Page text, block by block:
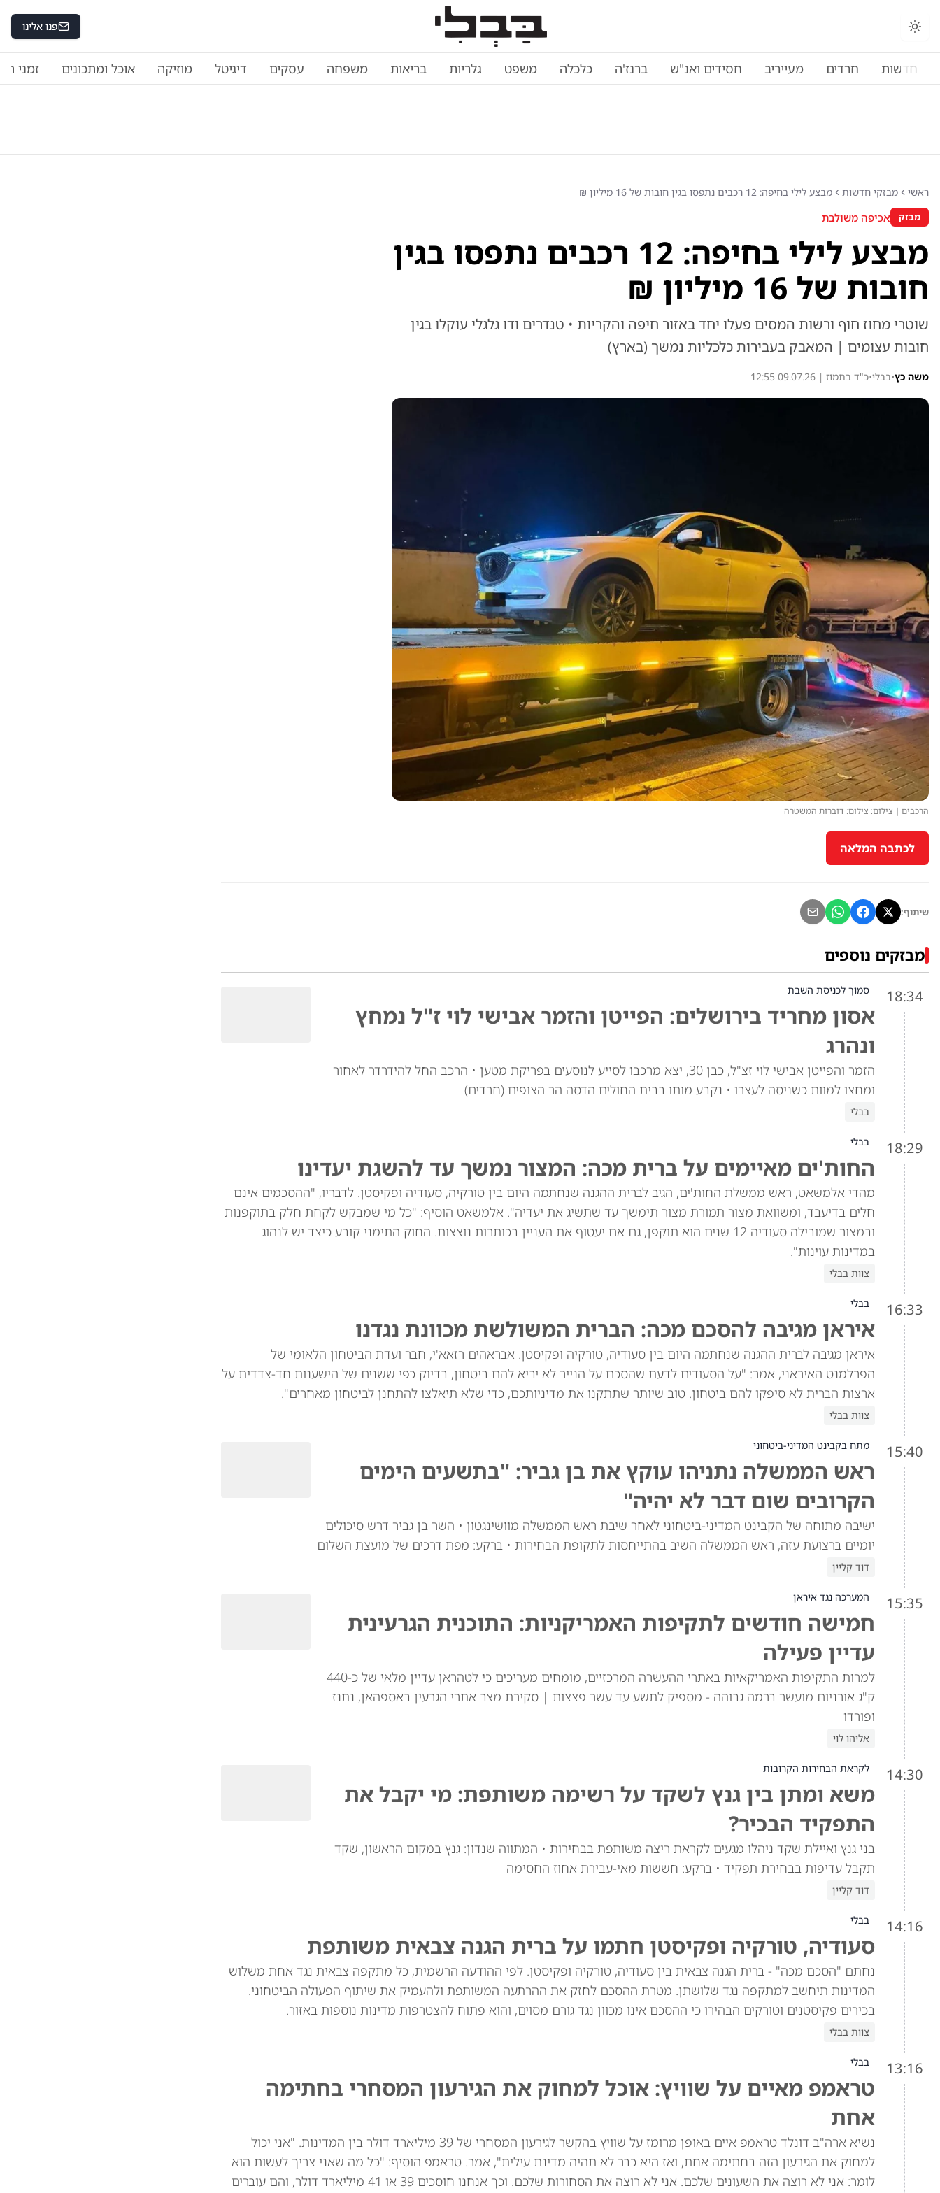
החלפת מצב תצוגה פנו אלינו
חדשות חרדים מעייריב חסידים ואנ"ש ברנז'ה כלכלה משפט גלריות בריאות משפחה עסקים דיגיטל מוזיקה אוכל ומתכונים זמני
ראשי מבזקי חדשות מבצע לילי בחיפה: 12 רכבים נתפסו בגין חובות של 16 מיליון ₪
מבזק אכיפה משולבת
מבצע לילי בחיפה: 12 רכבים נתפסו בגין
חובות של 16 מיליון ₪
שוטרי מחוז חוף ורשות המסים פעלו יחד באזור חיפה והקריות • טנדרים ודו גלגלי עוקלו בגין
חובות עצומים | המאבק בעבירות כלכליות נמשך (בארץ)
משה כץ•בבלי•כ"ד בתמוז | 09.07.26 12:55
הרכבים | צילום: צילום: דוברות המשטרה
לכתבה המלאה
שיתוף:
מבזקים נוספים
18:34 סמוך לכניסת השבת
אסון מחריד בירושלים: הפייטן והזמר אבישי לוי ז"ל נמחץ
ונהרג
הזמר והפייטן אבישי לוי זצ"ל, כבן 30, יצא מרכבו לסייע לנוסעים בפריקת מטען • הרכב החל להידרדר לאחור
ומחצו למוות כשניסה לעצרו • נקבע מותו בבית החולים הדסה הר הצופים (חרדים)
בבלי
18:29 בבלי
החות'ים מאיימים על ברית מכה: המצור נמשך עד להשגת יעדינו
מהדי אלמשאט, ראש ממשלת החות'ים, הגיב לברית ההגנה שנחתמה היום בין טורקיה, סעודיה ופקיסטן. לדבריו, "ההסכמים אינם
חלים בדיעבד, ומשוואת מצור תמורת מצור תימשך עד שתשיג את יעדיה". אלמשאט הוסיף: "כל מי שמבקש לקחת חלק בתוקפנות
ובמצור שמובילה סעודיה 12 שנים הוא תוקפן, גם אם יעטוף את העניין בכותרות נוצצות. החוק התימני קובע כיצד יש לנהוג
במדינות עוינות".
צוות בבלי
16:33 בבלי
איראן מגיבה להסכם מכה: הברית המשולשת מכוונת נגדנו
איראן מגיבה לברית ההגנה שנחתמה היום בין סעודיה, טורקיה ופקיסטן. אבראהים רזאא'י, חבר ועדת הביטחון הלאומי של
הפרלמנט האיראני, אמר: "על הסעודים לדעת שהסכם על הנייר לא יביא להם ביטחון, בדיוק כפי ששנים של הישענות חד-צדדית על
ארצות הברית לא סיפקו להם ביטחון. טוב שיותר שתתקנו את מדיניותכם, כדי שלא תיאלצו להתחנן לביטחון מאחרים".
צוות בבלי
15:40 מתח בקבינט המדיני-ביטחוני
ראש הממשלה נתניהו עוקץ את בן גביר: "בתשעים הימים
הקרובים שום דבר לא יהיה"
ישיבה מתוחה של הקבינט המדיני-ביטחוני לאחר שיבת ראש הממשלה מוושינגטון • השר בן גביר דרש סיכולים
יומיים ברצועת עזה, ראש הממשלה השיב בהתייחסות לתקופת הבחירות • ברקע: מפת דרכים של מועצת השלום
דוד קליין
15:35 המערכה נגד איראן
חמישה חודשים לתקיפות האמריקניות: התוכנית הגרעינית
עדיין פעילה
למרות התקיפות האמריקאיות באתרי ההעשרה המרכזיים, מומחים מעריכים כי לטהראן עדיין מלאי של כ-440
ק"ג אורניום מועשר ברמה גבוהה - מספיק לתשע עד עשר פצצות | סקירת מצב אתרי הגרעין באספהאן, נתנז
ופורדו
אליהו לוי
14:30 לקראת הבחירות הקרובות
משא ומתן בין גנץ לשקד על רשימה משותפת: מי יקבל את
התפקיד הבכיר?
בני גנץ ואיילת שקד ניהלו מגעים לקראת ריצה משותפת בבחירות • המתווה שנדון: גנץ במקום הראשון, שקד
תקבל עדיפות בבחירת תפקיד • ברקע: חששות מאי-עבירת אחוז החסימה
דוד קליין
14:16 בבלי
סעודיה, טורקיה ופקיסטן חתמו על ברית הגנה צבאית משותפת
נחתם "הסכם מכה" - ברית הגנה צבאית בין סעודיה, טורקיה ופקיסטן. לפי ההודעה הרשמית, כל מתקפה צבאית נגד אחת משלוש
המדינות תיחשב למתקפה נגד שלושתן. מטרת ההסכם לחזק את ההרתעה המשותפת ולהעמיק את שיתוף הפעולה הביטחוני.
בכירים פקיסטנים וטורקים הבהירו כי ההסכם אינו מכוון נגד גורם מסוים, והוא פתוח להצטרפות מדינות נוספות באזור.
צוות בבלי
13:16 בבלי
טראמפ מאיים על שוויץ: אוכל למחוק את הגירעון המסחרי בחתימה
אחת
נשיא ארה"ב דונלד טראמפ איים באופן מרומז על שוויץ בהקשר לגירעון המסחרי של 39 מיליארד דולר בין המדינות. "אני יכול
למחוק את הגירעון הזה בחתימה אחת, ואז היא כבר לא תהיה מדינת עילית", אמר. טראמפ הוסיף: "כל מה שאני צריך לעשות הוא
לומר: אני לא רוצה את השעונים שלכם. אני לא רוצה את הסחורות שלכם. וכך אנחנו חוסכים 39 או 41 מיליארד דולר, והם עוברים